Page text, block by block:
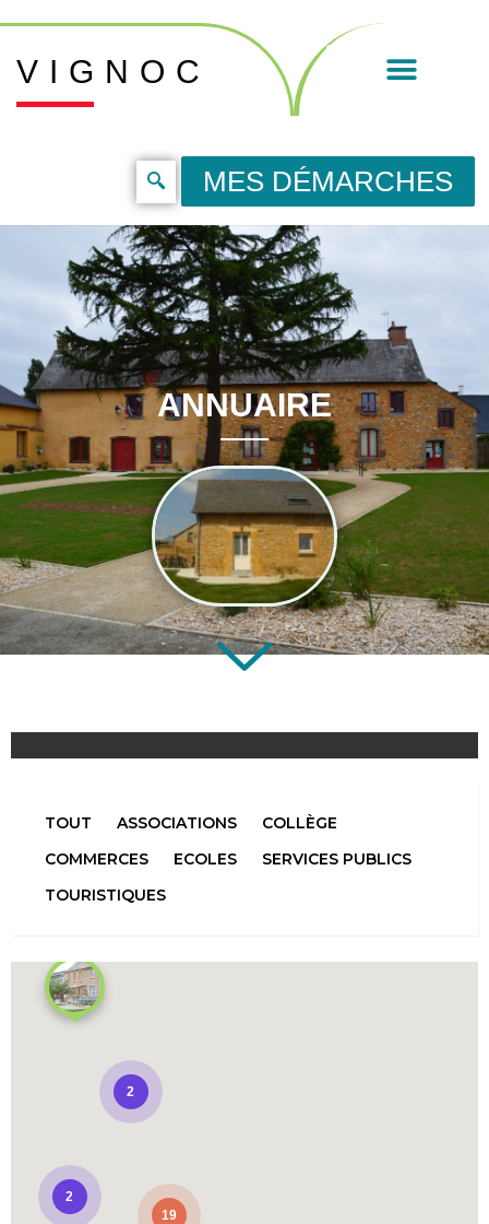
VIGNOC
MES DÉMARCHES
ANNUAIRE
TOUT ASSOCIATIONS
COLLÈGE
COMMERCES
ECOLES
SERVICES PUBLICS
TOURISTIQUES
19
2
2